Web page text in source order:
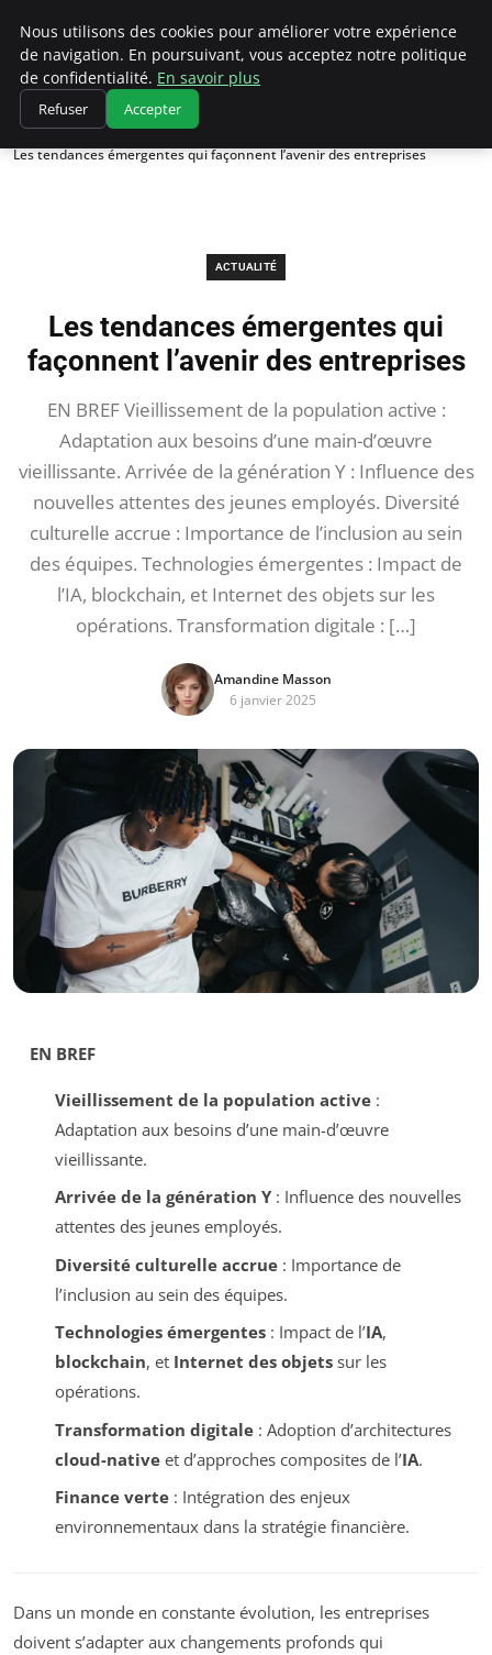
Chasseur De Tête
Accueil
Actualité
Les tendances émergentes qui façonnent l’avenir des entreprises
ACTUALITÉ
Les tendances émergentes qui
façonnent l’avenir des entreprises
EN BREF Vieillissement de la population active :
Adaptation aux besoins d’une main-d’œuvre
vieillissante. Arrivée de la génération Y : Influence des
nouvelles attentes des jeunes employés. Diversité
culturelle accrue : Importance de l’inclusion au sein
des équipes. Technologies émergentes : Impact de
l’IA, blockchain, et Internet des objets sur les
opérations. Transformation digitale : […]
Amandine Masson
6 janvier 2025
EN BREF
Vieillissement de la population active:
Adaptation aux besoins d’une main-d’œuvre
vieillissante.
Arrivée de la génération Y: Influence des nouvelles
attentes des jeunes employés.
Diversité culturelle accrue: Importance de
l’inclusion au sein des équipes.
Technologies émergentes: Impact de l’IA,
blockchain, et Internet des objetssur les
opérations.
Transformation digitale: Adoption d’architectures
cloud-nativeet d’approches composites de l’IA.
Finance verte: Intégration des enjeux
environnementaux dans la stratégie financière.
Dans un monde en constante évolution, les entreprises
doivent s’adapter aux changements profonds qui
Nous utilisons des cookies pour améliorer votre expérience
de navigation. En poursuivant, vous acceptez notre politique
de confidentialité. En savoir plus
Refuser Accepter